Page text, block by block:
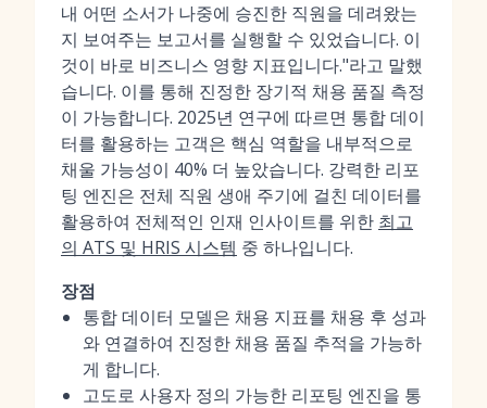
내 어떤 소서가 나중에 승진한 직원을 데려왔는
지 보여주는 보고서를 실행할 수 있었습니다. 이
것이 바로 비즈니스 영향 지표입니다."라고 말했
습니다. 이를 통해 진정한 장기적 채용 품질 측정
이 가능합니다. 2025년 연구에 따르면 통합 데이
터를 활용하는 고객은 핵심 역할을 내부적으로
채울 가능성이 40% 더 높았습니다. 강력한 리포
팅 엔진은 전체 직원 생애 주기에 걸친 데이터를
활용하여 전체적인 인재 인사이트를 위한 최고
의 ATS 및 HRIS 시스템 중 하나입니다.
장점
통합 데이터 모델은 채용 지표를 채용 후 성과
와 연결하여 진정한 채용 품질 추적을 가능하
게 합니다.
고도로 사용자 정의 가능한 리포팅 엔진을 통